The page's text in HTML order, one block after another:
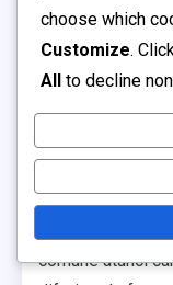
Utilizatorii
comune atunci
choose which
Customize.
All to decline